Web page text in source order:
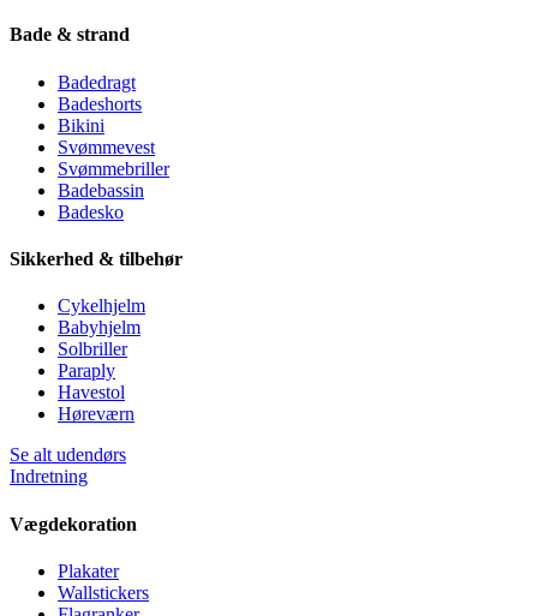
Bade & strand
Badedragt
Badeshorts
Bikini
Svømmevest
Svømmebriller
Badebassin
Badesko
Sikkerhed & tilbehør
Cykelhjelm
Babyhjelm
Solbriller
Paraply
Havestol
Høreværn
Se alt udendørs
Indretning
Vægdekoration
Plakater
Wallstickers